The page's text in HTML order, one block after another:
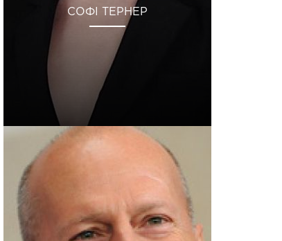
СОФІ ТЕРНЕР